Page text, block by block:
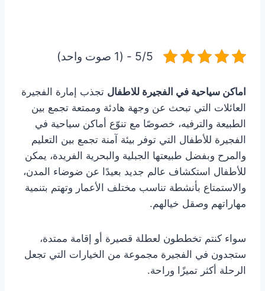
5/5 - (1 صوت واحد)
اماكن سياحية في الفجيرة للاطفال تجذب إمارة الفجيرة
العائلات التي تبحث عن وجهة هادئة وممتعة تجمع بين
الطبيعة والترفيه، خصوصًا مع تنوّع أماكن سياحية في
الفجيرة للأطفال التي توفر بيئة آمنة تجمع بين التعليم
والمرح وبفضل طبيعتها الجبلية والبحرية الفريدة، يمكن
للأطفال استكشاف عالم جديد بعيدًا عن ضوضاء المدن،
والاستمتاع بأنشطة تناسب مختلف الأعمار وتهتم بتنمية
مهاراتهم وصقل خيالهم.
سواء كنتم تخططون لعطلة قصيرة أو إقامة ممتدة،
ستجدون في الفجيرة مجموعة من الخيارات التي تجعل
الرحلة أكثر تميزًا وراحة.